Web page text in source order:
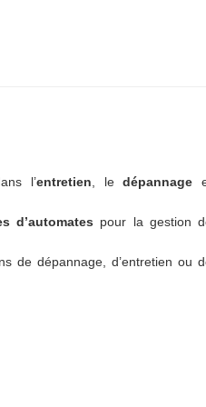
l’entretien , ledépannage
d’automates pour la gestion
de dépannage, d’entretien ou